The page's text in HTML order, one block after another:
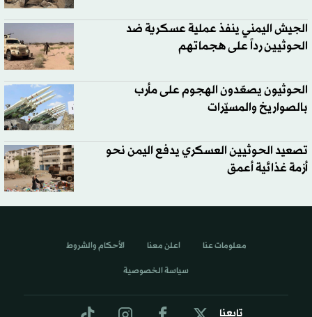
الجيش اليمني ينفذ عملية عسكرية ضد
الحوثيين رداً على هجماتهم
الحوثيون يصعّدون الهجوم على مأرب
بالصواريخ والمسيّرات
تصعيد الحوثيين العسكري يدفع اليمن نحو
أزمة غذائية أعمق
تابعنا
معلومات عنا اعلن معنا الأحكام والشروط
سياسة الخصوصية